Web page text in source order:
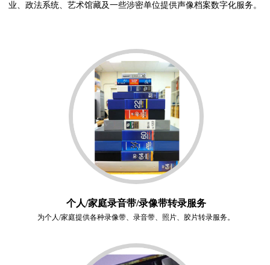
业、政法系统、艺术馆藏及一些涉密单位提供声像档案数字化服务。
个人/家庭录音带/录像带转录服务
为个人/家庭提供各种录像带、录音带、照片、胶片转录服务。